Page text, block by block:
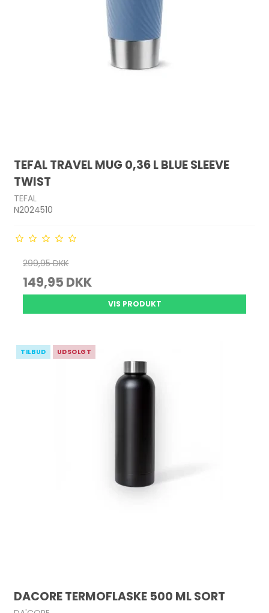
TEFAL TRAVEL MUG 0,36 L BLUE SLEEVE
TWIST
TEFAL
N2024510
299,95 DKK
149,95 DKK
VIS PRODUKT
TILBUD UDSOLGT
DACORE TERMOFLASKE 500 ML SORT